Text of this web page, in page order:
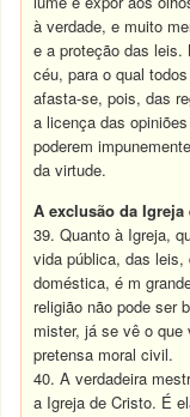
à verdade, e muito
e a proteção das leis.
céu, para o qual
afasta-se, pois, das
a licença das
poderem
da virtude.
A exclusão da
39. Quanto à Igreja,
vida pública, das leis,
doméstica, é m
religião não pode ser
mister, já se vê o
pretensa moral civil.
40. A verdadeira
a Igreja de Cristo. É